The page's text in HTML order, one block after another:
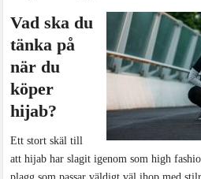
Vad ska du
tänka på
när du
köper
hijab?
Ett stort skäl till
att hijab har slagit igenom som high